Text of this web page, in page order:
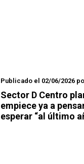
Publicado el 02/06/2026
Sector D Centro
empiece ya a
esperar “al último